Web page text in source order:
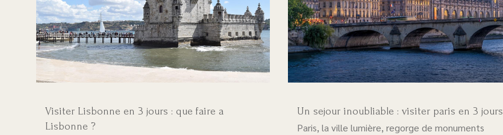
Visiter Lisbonne en 3 jours : que faire a
Lisbonne ?
Un sejour inoubliable : visiter paris en 3 jours
Paris, la ville lumière, regorge de monuments